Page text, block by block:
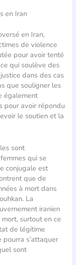
en Iran
en Iran,
de violence
pour avoir tenté
qui soulève des
dans des cas
que souligner les
également
pour avoir répondu
le soutien et la
sont
qui se
conjugale est
que de
à mort dans
La
iranien
surtout en ce
de légitime
s’attaquer
sont